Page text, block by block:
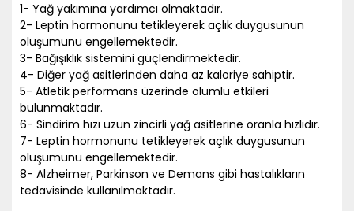
1- Yağ yakımına yardımcı olmaktadır.
2- Leptin hormonunu tetikleyerek açlık duygusunun
oluşumunu engellemektedir.
3- Bağışıklık sistemini güçlendirmektedir.
4- Diğer yağ asitlerinden daha az kaloriye sahiptir.
5- Atletik performans üzerinde olumlu etkileri
bulunmaktadır.
6- Sindirim hızı uzun zincirli yağ asitlerine oranla hızlıdır.
7- Leptin hormonunu tetikleyerek açlık duygusunun
oluşumunu engellemektedir.
8- Alzheimer, Parkinson ve Demans gibi hastalıkların
tedavisinde kullanılmaktadır.